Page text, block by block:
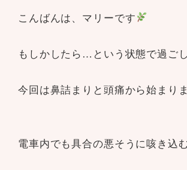
こんばんは、マリーです
もしかしたら…という状態で過ご
今回は鼻詰まりと頭痛から始まりま
電車内でも具合の悪そうに咳き込